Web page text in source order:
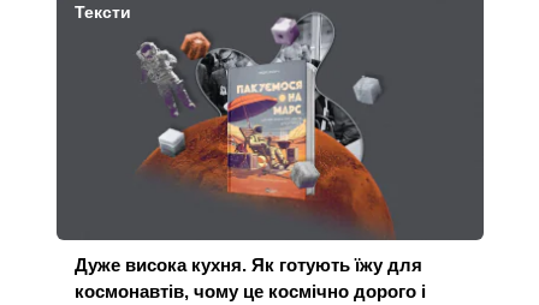
Тексти
Дуже висока кухня. Як готують їжу для
космонавтів, чому це космічно дорого і